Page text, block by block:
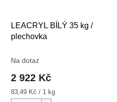
LEACRYL BÍLÝ 35 kg /
plechovka
Na dotaz
2 922 Kč
Měrná
cena:
83,49 Kč / 1 kg